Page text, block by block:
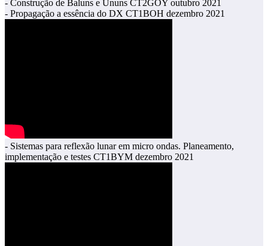
- Construção de Baluns e Ununs CT2GOY outubro 2021
- Propagação a essência do DX CT1BOH dezembro 2021
- Sistemas para reflexão lunar em micro ondas. Planeamento,
implementação e testes CT1BYM dezembro 2021